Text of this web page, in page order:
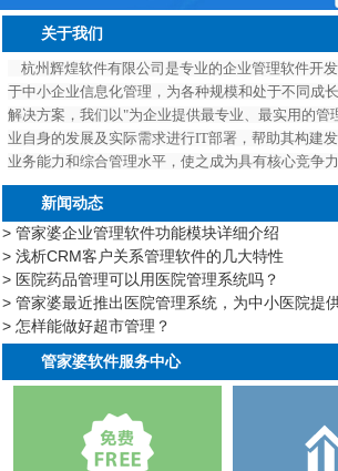
关于我们
杭州辉煌软件有限公司是专业的企业管理软件开
于中小企业信息化管理，为各种规模和处于不同成
解决方案，我们以"为企业提供最专业、最实用的管
业自身的发展及实际需求进行IT部署，帮助其构建
业务能力和综合管理水平，使之成为具有核心竞争
新闻动态
> 管家婆企业管理软件功能模块详细介绍
> 浅析CRM客户关系管理软件的几大特性
> 医院药品管理可以用医院管理系统吗？
> 管家婆最近推出医院管理系统，为中小医院提
> 怎样能做好超市管理？
管家婆软件服务中心